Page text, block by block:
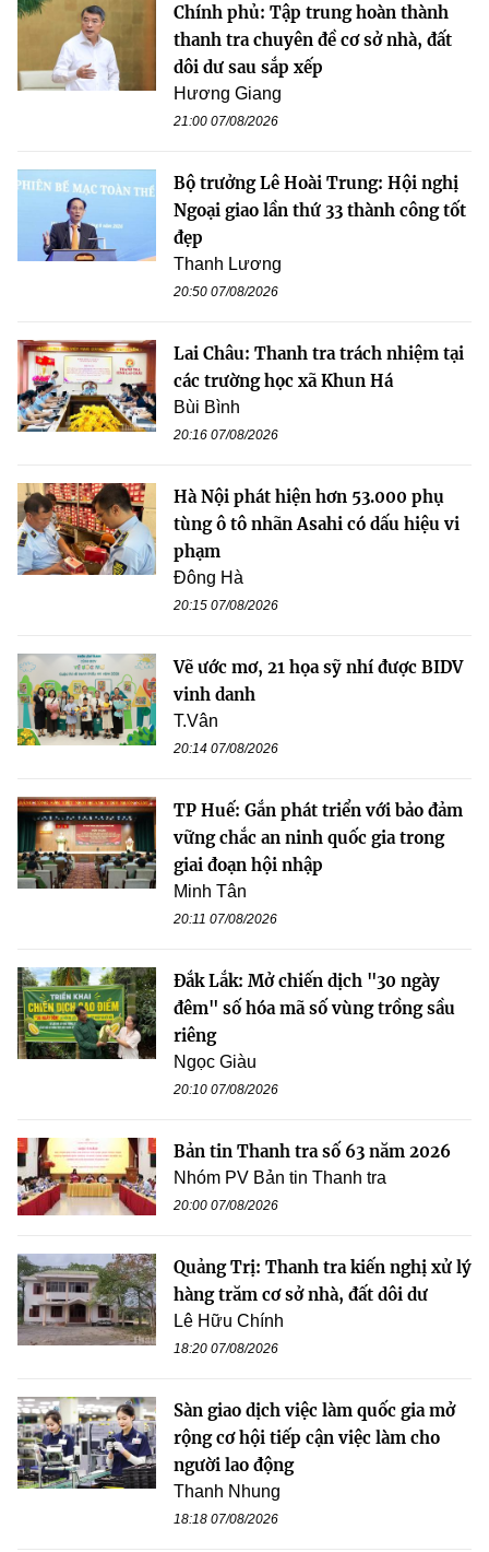
Chính phủ: Tập trung hoàn thành
thanh tra chuyên đề cơ sở nhà, đất
dôi dư sau sắp xếp
Hương Giang
21:00 07/08/2026
Bộ trưởng Lê Hoài Trung: Hội nghị
Ngoại giao lần thứ 33 thành công tốt
đẹp
Thanh Lương
20:50 07/08/2026
Lai Châu: Thanh tra trách nhiệm tại
các trường học xã Khun Há
Bùi Bình
20:16 07/08/2026
Hà Nội phát hiện hơn 53.000 phụ
tùng ô tô nhãn Asahi có dấu hiệu vi
phạm
Đông Hà
20:15 07/08/2026
Vẽ ước mơ, 21 họa sỹ nhí được BIDV
vinh danh
T.Vân
20:14 07/08/2026
TP Huế: Gắn phát triển với bảo đảm
vững chắc an ninh quốc gia trong
giai đoạn hội nhập
Minh Tân
20:11 07/08/2026
Đắk Lắk: Mở chiến dịch "30 ngày
đêm" số hóa mã số vùng trồng sầu
riêng
Ngọc Giàu
20:10 07/08/2026
Bản tin Thanh tra số 63 năm 2026
Nhóm PV Bản tin Thanh tra
20:00 07/08/2026
Quảng Trị: Thanh tra kiến nghị xử lý
hàng trăm cơ sở nhà, đất dôi dư
Lê Hữu Chính
18:20 07/08/2026
Sàn giao dịch việc làm quốc gia mở
rộng cơ hội tiếp cận việc làm cho
người lao động
Thanh Nhung
18:18 07/08/2026